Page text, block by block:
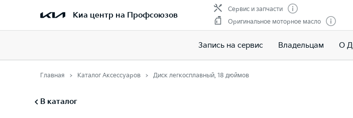
Киа центр на Профсоюзов
Сервис и запчасти
Оригинальное моторное масло
Запись на сервис Владельцам О
Главная Каталог Аксессуаров Диск легкосплавный, 18 дюймов
В каталог